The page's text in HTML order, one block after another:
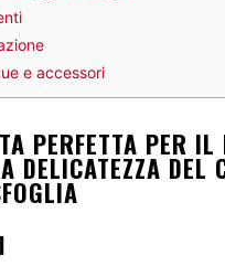
e accessori
PERFETTA PER
DELICATEZZA